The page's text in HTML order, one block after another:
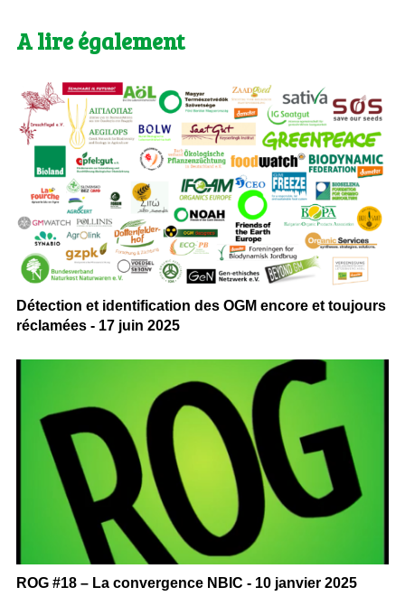
A lire également
Détection et identification des OGM encore et toujours
réclamées - 17 juin 2025
ROG #18 – La convergence NBIC - 10 janvier 2025